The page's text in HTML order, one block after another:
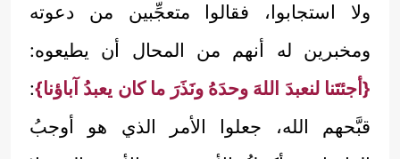
ولا استجابوا، فقالوا متعجِّبين من دعوته
ومخبرين له أنهم من المحال أن يطيعوه:
{أجئتَنا لنعبدَ اللهَ وحدَهُ ونَذَرَ ما كان يعبدُ آباؤنا}:
قبَّحهم الله، جعلوا الأمر الذي هو أوجبُ